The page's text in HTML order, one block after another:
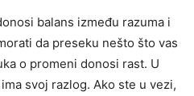
balans između razuma i
da preseku nešto što vas
o promeni donosi rast. U
svoj razlog. Ako ste u vezi,